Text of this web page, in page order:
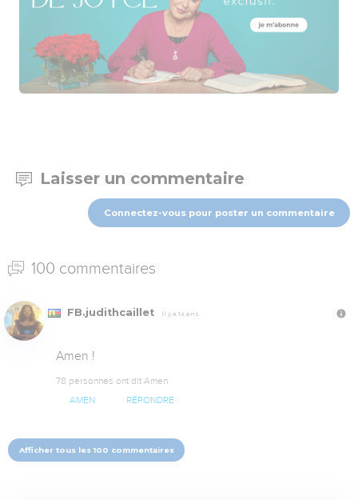
Laisser un commentaire
Connectez-vous pour poster un commentaire
100 commentaires
FB.judithcaillet Il y a 14 ans
Amen !
78 personnes ont dit Amen
AMEN RÉPONDRE
Afficher tous les 100 commentaires